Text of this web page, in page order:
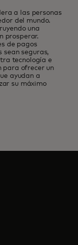
a las personas
del mundo.
una
prosperar.
de pagos
sean seguras,
tecnología e
para ofrecer un
ayudan a
su máximo